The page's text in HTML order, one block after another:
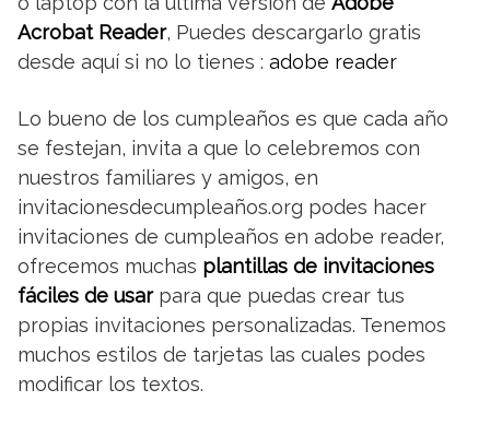
Acrobat Reader, Puedes descargarlo gratis
desde aquí si no lo tienes : adobe reader
Lo bueno de los cumpleaños es que cada año
se festejan, invita a que lo celebremos con
nuestros familiares y amigos, en
invitacionesdecumpleaños.org podes hacer
invitaciones de cumpleaños en adobe reader,
ofrecemos muchas plantillas de invitaciones
fáciles de usarpara que puedas crear tus
propias invitaciones personalizadas. Tenemos
muchos estilos de tarjetas las cuales podes
modificar los textos.